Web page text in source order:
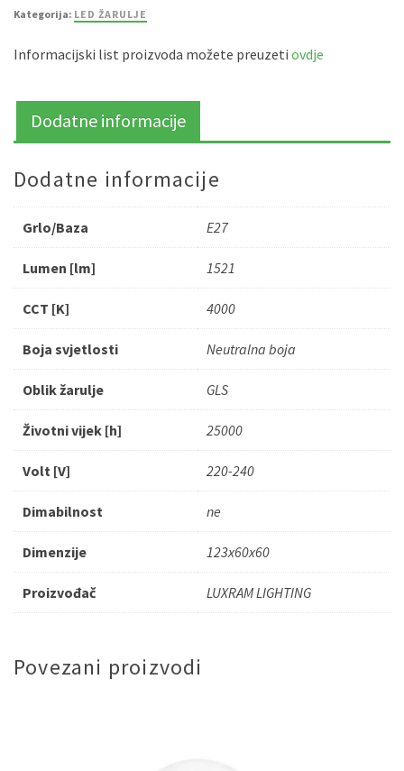
Kategorija: LED ŽARULJE
Informacijski list proizvoda možete preuzeti ovdje
Dodatne informacije
Dodatne informacije
Grlo/Baza E27
Lumen [lm] 1521
CCT [K] 4000
Boja svjetlosti Neutralna boja
Oblik žarulje GLS
Životni vijek [h] 25000
Volt [V] 220-240
Dimabilnost ne
Dimenzije 123x60x60
Proizvođač LUXRAM LIGHTING
Povezani proizvodi